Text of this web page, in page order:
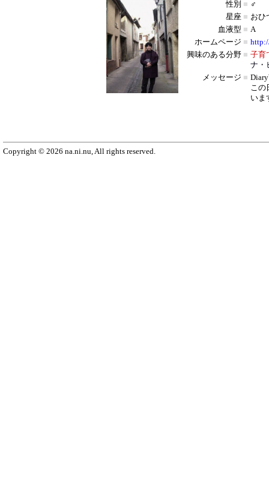
性別 ■ ♂
星座 ■ おひ
血液型 ■ A
ホームページ ■
興味のある分野 ■ 子育
ナ・
メッセージ ■
この
いま
Copyright © 2026 na.ni.nu, All rights reserved.